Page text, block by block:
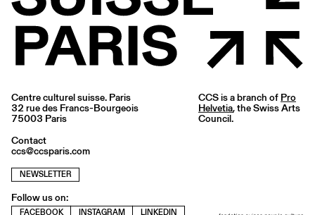
Centre culturel suisse. Paris
32 rue des Francs-Bourgeois
75003 Paris
Contact
ccs@ccsparis.com
NEWSLETTER
Follow us on:
FACEBOOK INSTAGRAM LINKEDIN
CCS is a branch of Pro
Helvetia, the Swiss Arts
Council.